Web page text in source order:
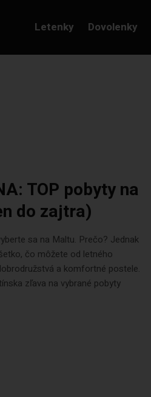
Letenky Dovolenky
TOP pobyty na
do zajtra)
sa na Maltu. Prečo? Jednak
čo môžete od letného
a komfortné postele.
zľava na vybrané pobyty